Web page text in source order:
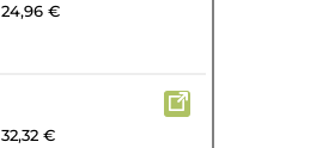
24,96 €
32,32 €